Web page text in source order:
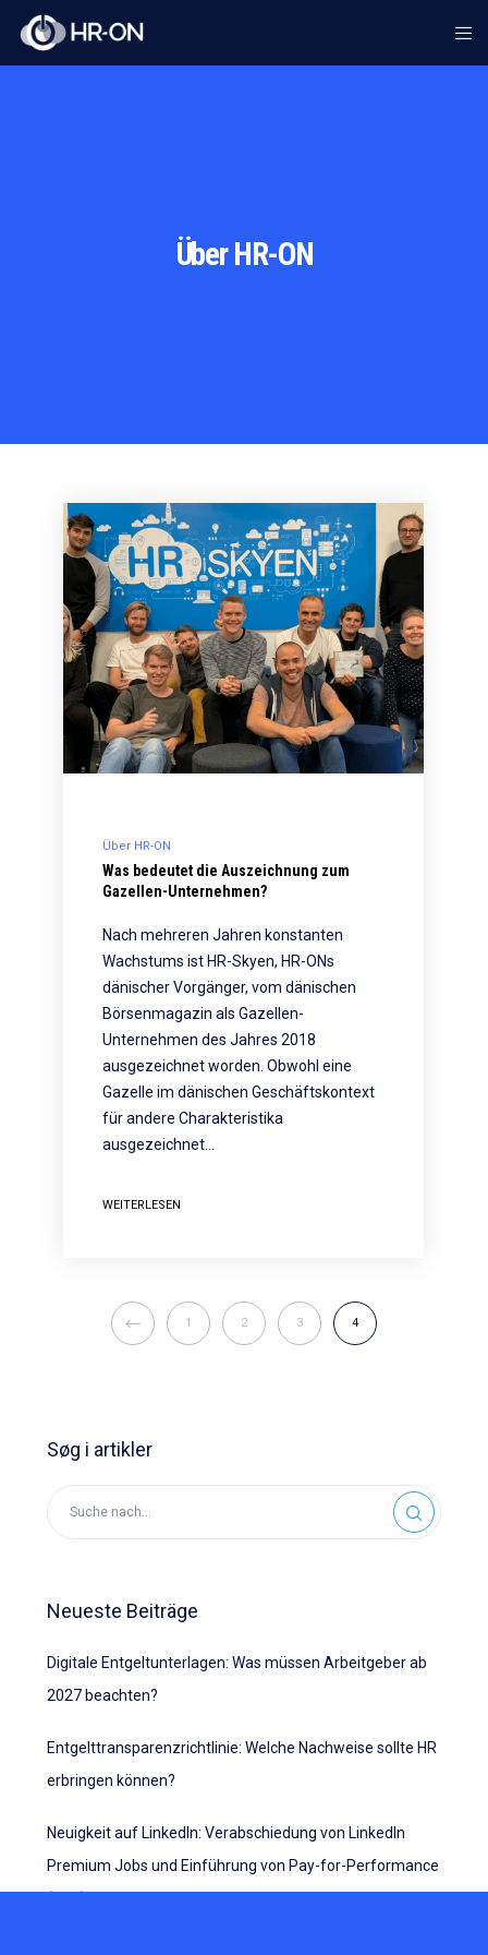
Über HR-ON
Über HR-ON
Was bedeutet die Auszeichnung zum
Gazellen-Unternehmen?
Nach mehreren Jahren konstanten
Wachstums ist HR-Skyen, HR-ONs
dänischer Vorgänger, vom dänischen
Börsenmagazin als Gazellen-
Unternehmen des Jahres 2018
ausgezeichnet worden. Obwohl eine
Gazelle im dänischen Geschäftskontext
für andere Charakteristika
ausgezeichnet…
WEITERLESEN
1 2 3 4
Søg i artikler
Neueste Beiträge
Digitale Entgeltunterlagen: Was müssen Arbeitgeber ab
2027 beachten?
Entgelttransparenzrichtlinie: Welche Nachweise sollte HR
erbringen können?
Neuigkeit auf LinkedIn: Verabschiedung von LinkedIn
Premium Jobs und Einführung von Pay-for-Performance